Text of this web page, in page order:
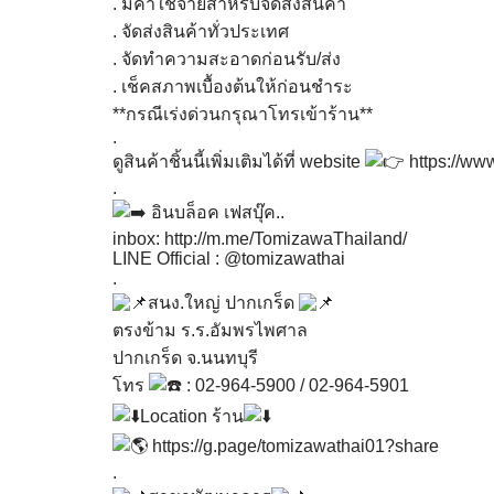
. จัดส่งสินค้าทั่วประเทศ
. จัดทำความสะอาดก่อนรับ/ส่ง
. เช็คสภาพเบื้องต้นให้ก่อนชำระ
**กรณีเร่งด่วนกรุณาโทรเข้าร้าน**
.
ดูสินค้าชิ้นนี้เพิ่มเติมได้ที่ website
https://
.
อินบล็อค เฟสบุ๊ค..
inbox: http://m.me/TomizawaThailand/
LINE Official : @tomizawathai
.
สนง.ใหญ่ ปากเกร็ด
ตรงข้าม ร.ร.อัมพรไพศาล
ปากเกร็ด จ.นนทบุรี
โทร
: 02-964-5900 / 02-964-5901
Location ร้าน
https://g.page/tomizawathai01?share
.